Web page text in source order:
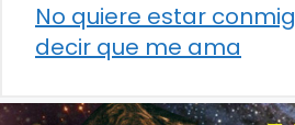
No quiere estar
decir que me ama